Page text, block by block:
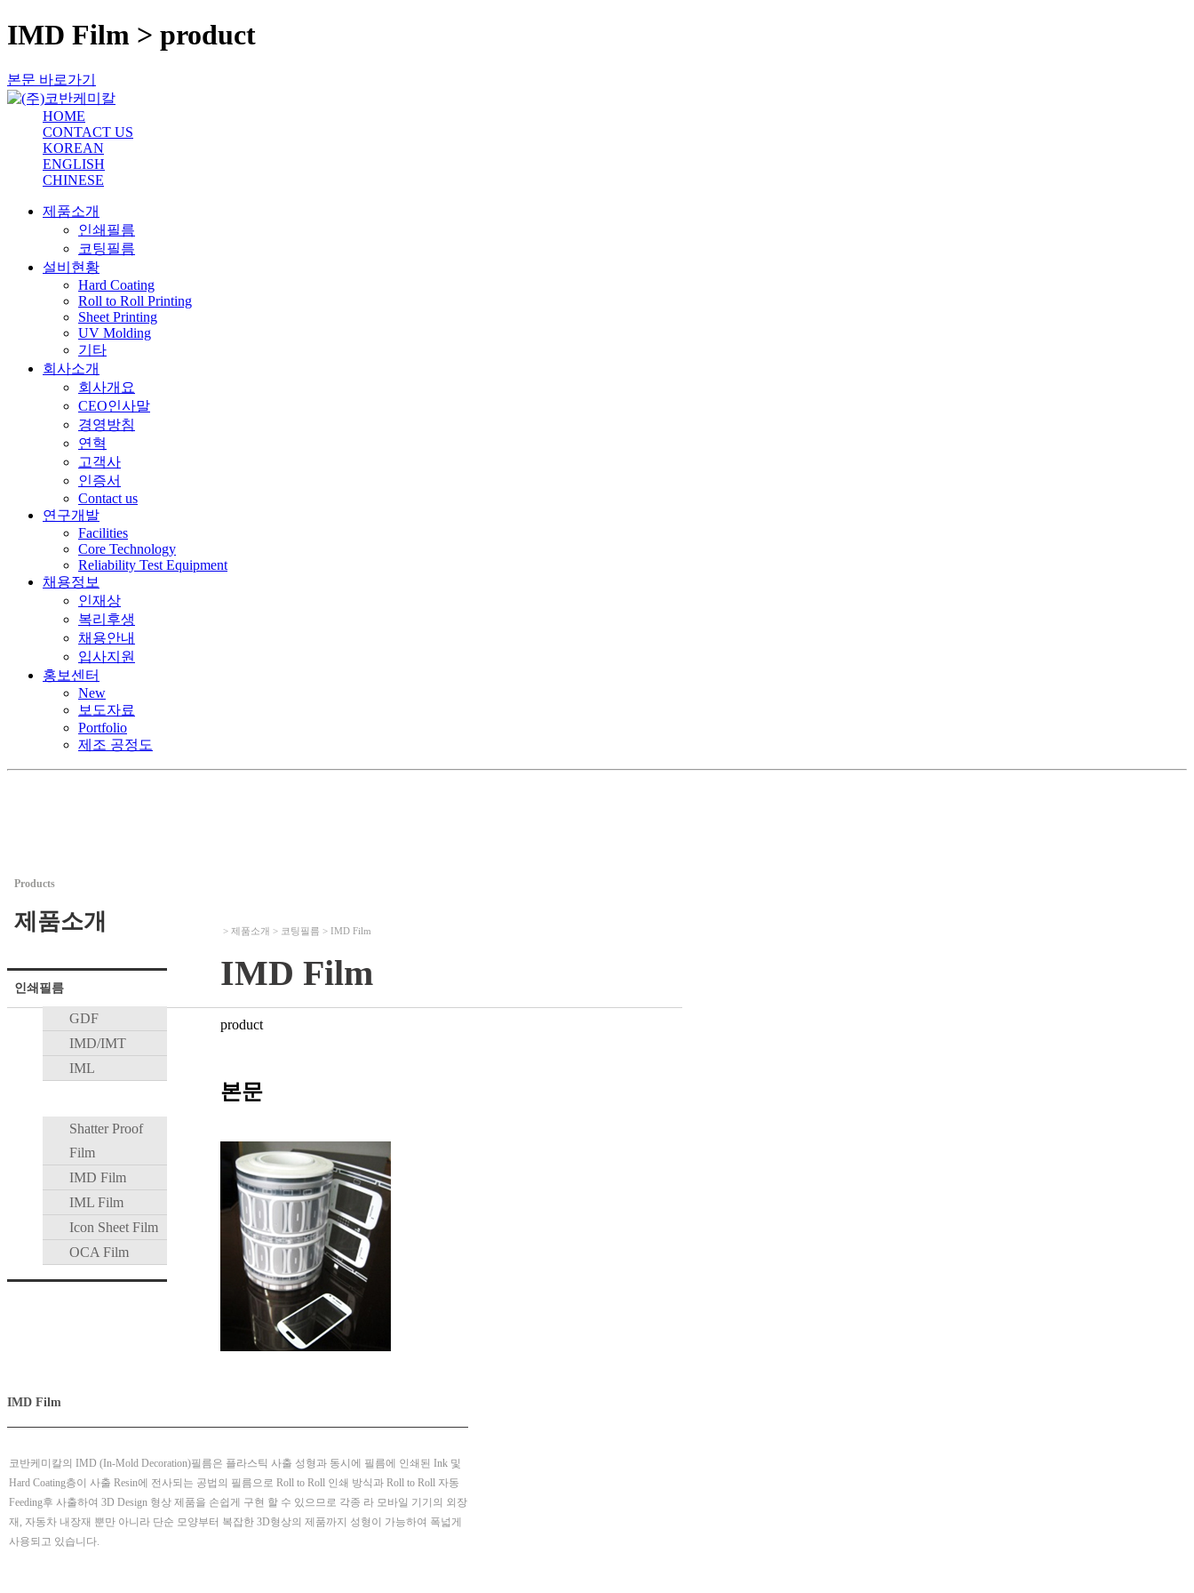
IMD Film > product
본문 바로가기
HOME
CONTACT US
KOREAN
ENGLISH
CHINESE
제품소개
인쇄필름
코팅필름
설비현황
Hard Coating
Roll to Roll Printing
Sheet Printing
UV Molding
기타
회사소개
회사개요
CEO인사말
경영방침
연혁
고객사
인증서
Contact us
연구개발
Facilities
Core Technology
Reliability Test Equipment
채용정보
인재상
복리후생
채용안내
입사지원
홍보센터
New
보도자료
Portfolio
제조 공정도
Products
제품소개
인쇄필름
GDF
IMD/IMT
IML
Shatter Proof
Film
IMD Film
IML Film
Icon Sheet Film
OCA Film
> 제품소개 > 코팅필름 > IMD Film
IMD Film
product
본문
IMD Film
코반케미칼의 IMD (In-Mold Decoration)필름은 플라스틱 사출 성형과 동시에 필름에 인쇄된 Ink 및
Hard Coating층이 사출 Resin에 전사되는 공법의 필름으로 Roll to Roll 인쇄 방식과 Roll to Roll 자동
Feeding후 사출하여 3D Design 형상 제품을 손쉽게 구현 할 수 있으므로 각종 라 모바일 기기의 외장
재, 자동차 내장재 뿐만 아니라 단순 모양부터 복잡한 3D형상의 제품까지 성형이 가능하여 폭넓게
사용되고 있습니다.